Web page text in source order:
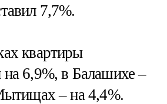
7,7%.
квартиры
6,9%, в Балашихе –
– на 4,4%.